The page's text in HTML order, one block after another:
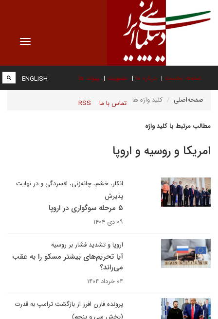
Toggle
صفحه نخست درباره ما عضویت پیوند ها
تماس با ما RSS
ENGLISH
صفحه‌اصلی کلید واژه ها
مطالب مرتبط با کلید واژه
امریکا و روسیه و اروپا
انکار، خشم، چانه‌زنی، افسردگی و در نهایت
پذیرش
۵ مرحله سوگواری در اروپا
۰۹ دی ۱۴۰۴
اروپا و تشدید فشار بر روسیه
آیا تحریم‌های بیشتر مسکو را به عقب
می‌راند؟
۰۴ خرداد ۱۴۰۴
پرونده فارن افرز از بازگشت ترامپ به قدرت
(بخش سی‌ و پنجم)